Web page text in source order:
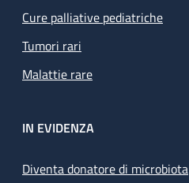
Cure palliative pediatriche
Tumori rari
Malattie rare
IN EVIDENZA
Diventa donatore di microbiota